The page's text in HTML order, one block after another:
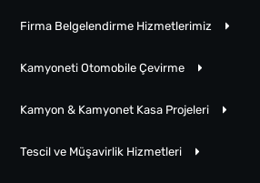
Firma Belgelendirme Hizmetlerimiz
Kamyoneti Otomobile Çevirme
Kamyon & Kamyonet Kasa Projeleri
Tescil ve Müşavirlik Hizmetleri